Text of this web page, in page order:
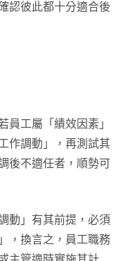
認彼此都十分適合後
員工屬「績效因素」
作調動」，再測試其
後不適任者，順勢可
動」有其前提，必須
，換言之，員工職務